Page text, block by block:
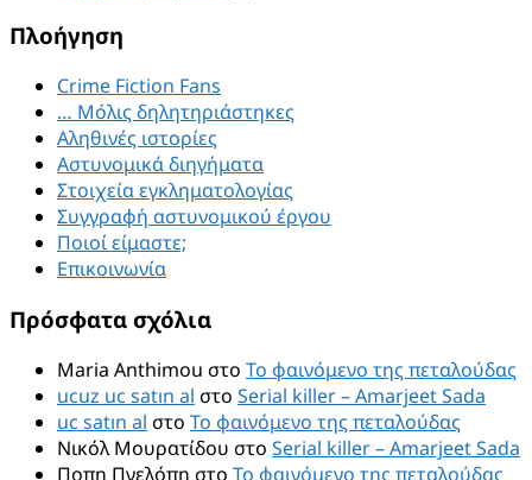
Πλοήγηση
Crime Fiction Fans
… Μόλις δηλητηριάστηκες
Αληθινές ιστορίες
Αστυνομικά διηγήματα
Στοιχεία εγκληματολογίας
Συγγραφή αστυνομικού έργου
Ποιοί είμαστε;
Επικοινωνία
Πρόσφατα σχόλια
Maria Anthimou στο Το φαινόμενο της πεταλούδας
ucuz uc satın al στο Serial killer – Amarjeet Sada
uc satın al στο Το φαινόμενο της πεταλούδας
Νικόλ Μουρατίδου στο Serial killer – Amarjeet Sada
Ποπη Πνελόπη στο Το φαινόμενο της πεταλούδας